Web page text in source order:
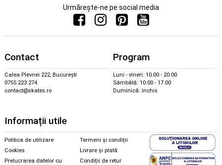
Urmărește-ne pe social media
Contact
Calea Plevnei 222, București
0755 223 274
contact@skates.ro
Program
Luni - vineri: 10.00 - 20.00
Sâmbătă: 10.00 - 17.00
Duminică: închis
Informații utile
Politica de utilizare
Cookies
Prelucrarea datelor cu
Termeni și condiții
Livrare și plată
Condiții de retur